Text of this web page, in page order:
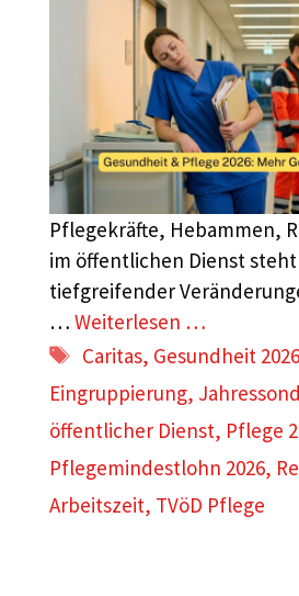
Pflegekräfte, Hebammen,
im öffentlichen Dienst steht
tiefgreifender
… Weiterlesen …
Schlagwörter
Caritas, Gesundheit 2026
Eingruppierung,
öffentlicher Dienst, Pflege
Pflegemindestlohn 2026,
Arbeitszeit, TVöD Pflege